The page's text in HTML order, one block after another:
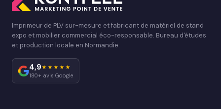
Imprimeur de PLV sur-mesure et fabricant de matériel de stand
expo et mobilier commercial éco-responsable. Bureau d'études
et production locale en Normandie.
4,9★★★★★
180+ avis Google